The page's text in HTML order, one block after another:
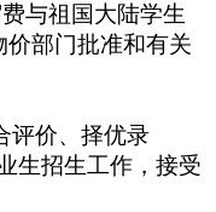
与祖国大陆学生
部门批准和有关
评价、择优录
生招生工作，接受